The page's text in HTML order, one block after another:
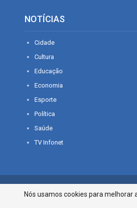
NOTÍCIAS
Cidade
Cultura
Educação
Economia
Esporte
Política
Saúde
TV Infonet
© 2026 - O que é notícia em Sergipe.
Nós usamos cookies para